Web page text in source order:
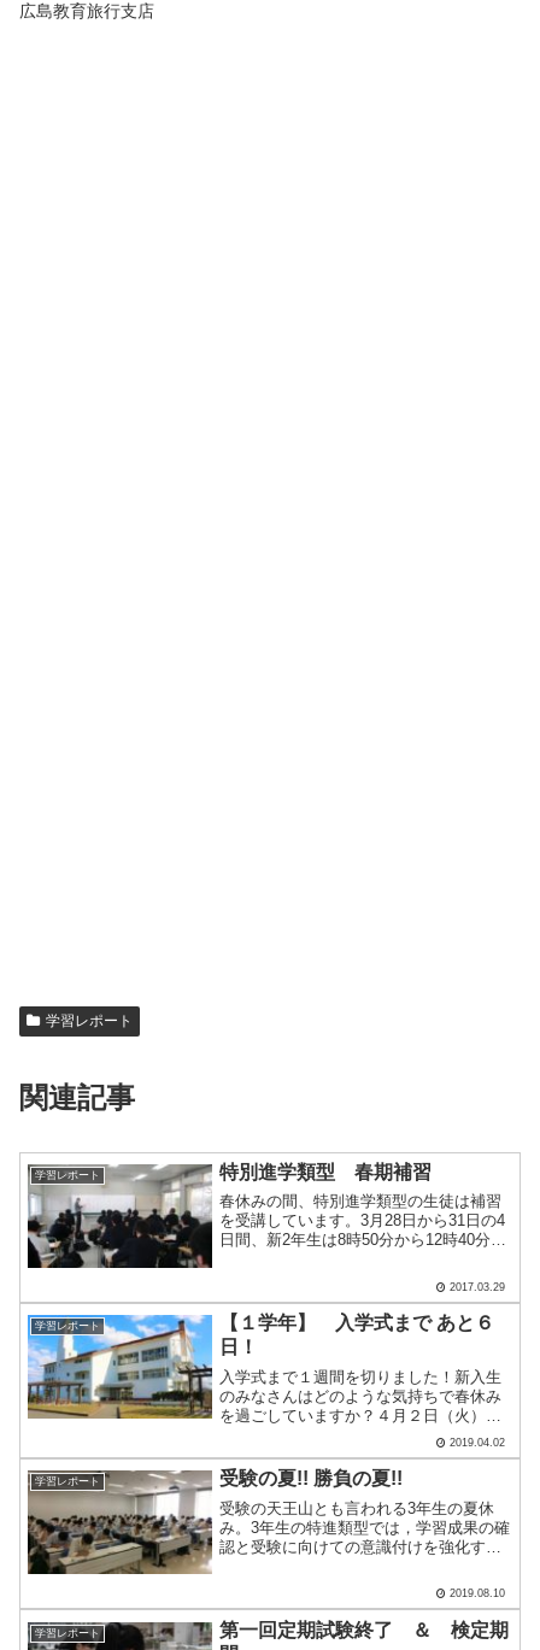
広島教育旅行支店
学習レポート
関連記事
学習レポート 特別進学類型 春期補習
春休みの間、特別進学類型の生徒は補習
を受講しています。3月28日から31日の4
日間、新2年生は8時50分から12時40分ま
ます。また新3年生は8時50分から17時10
分まで授業・自習を行っています。本.....
2017.03.29
学習レポート
【１学年】 入学式まで あと６
日！
入学式まで１週間を切りました！新入生
のみなさんはどのような気持ちで春休み
を過ごしていますか？４月２日（火）に
１学年の担任団で...新入生オリエンテー
ション合宿の下見に行ってきました✽合
宿ってどんな感じだろう？ 何をするの？
どんなところに泊ま.....
2019.04.02
学習レポート 受験の夏!! 勝負の夏!!
受験の天王山とも言われる3年生の夏休
み。3年生の特進類型では，学習成果の確
認と受験に向けての意識付けを強化する
センター試験の本番に近づけるために考
慮した点は次の2つ・実際のセンター試験
を意識した2日間の日.....
2019.08.10
学習レポート
第一回定期試験終了 ＆ 検定期